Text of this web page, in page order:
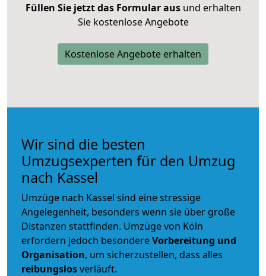
Füllen Sie jetzt das Formular ausund erhalten
Sie kostenlose Angebote
Kostenlose Angebote erhalten
Wir sind die besten
Umzugsexperten für den Umzug
nach Kassel
Umzüge nach Kassel sind eine stressige
Angelegenheit, besonders wenn sie über große
Distanzen stattfinden. Umzüge von Köln
erfordern jedoch besondereVorbereitung und
Organisation, um sicherzustellen, dass alles
reibungslosverläuft.